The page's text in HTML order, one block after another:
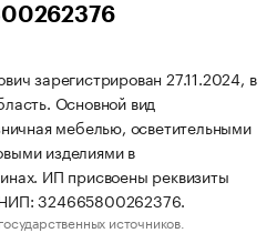
зарегистрирован 27.11.2024, в
Основной вид
мебелью, осветительными
изделиями в
ИП присвоены реквизиты
324665800262376.
источников.